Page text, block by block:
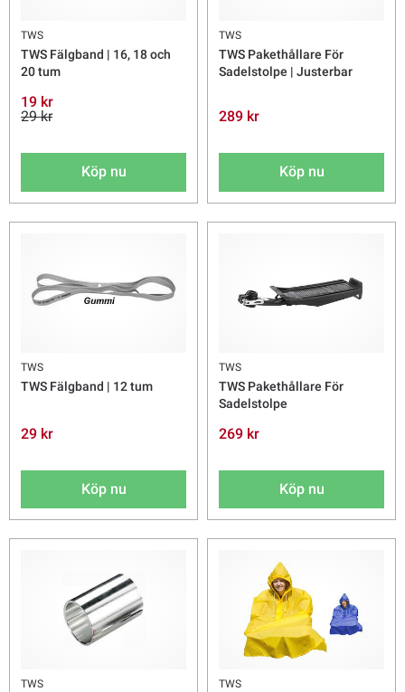
TWS
TWS Fälgband | 16, 18 och
20 tum
19 kr
29 kr
Köp nu
TWS
TWS Pakethållare För
Sadelstolpe | Justerbar
289 kr
Köp nu
TWS
TWS Fälgband | 12 tum
29 kr
Köp nu
TWS
TWS Pakethållare För
Sadelstolpe
269 kr
Köp nu
TWS TWS